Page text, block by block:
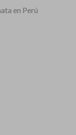
en Perú